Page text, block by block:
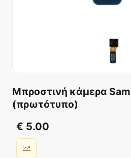
Μπροστινή κάμερα
(πρωτότυπο)
€ 5.00